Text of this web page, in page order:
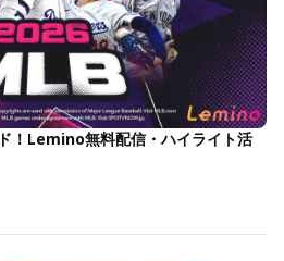
！Lemino無料配信・ハイライト活